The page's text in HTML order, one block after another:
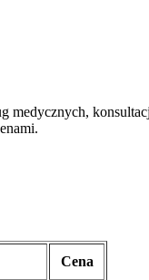
medycznych,
Cena